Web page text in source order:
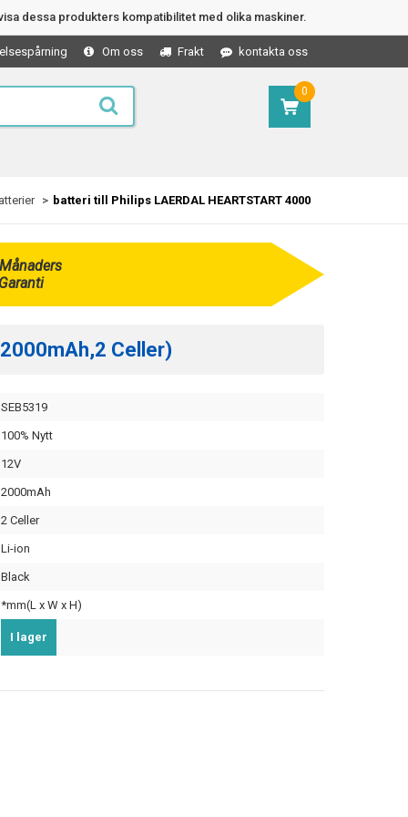
dessa produkters kompatibilitet med olika maskiner.
kontakta oss
Frakt
Om oss
0
batteri till Philips LAERDAL HEARTSTART 4000
Celler)
SEB5319
100% Nytt
12V
2000mAh
2 Celler
Li-ion
Black
*mm(L x W x H)
I lager